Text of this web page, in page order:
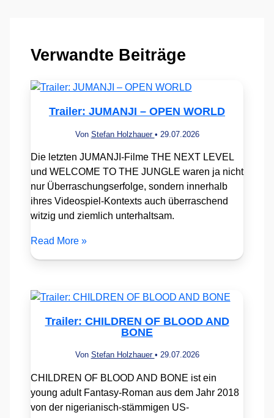
Verwandte Beiträge
Trailer: JUMANJI – OPEN WORLD
Von Stefan Holzhauer • 29.07.2026
Die letzten JUMANJI-Filme THE NEXT LEVEL
und WELCOME TO THE JUNGLE waren ja nicht
nur Überraschungserfolge, sondern innerhalb
ihres Videospiel-Kontexts auch überraschend
witzig und ziemlich unterhaltsam.
Read More »
Trailer: CHILDREN OF BLOOD AND
BONE
Von Stefan Holzhauer • 29.07.2026
CHILDREN OF BLOOD AND BONE ist ein
young adult Fantasy-Roman aus dem Jahr 2018
von der nigerianisch-stämmigen US-